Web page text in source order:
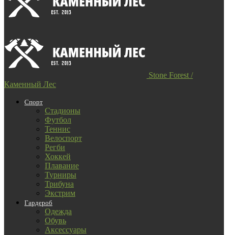
Stone Forest /
Каменный Лес
Спорт
Стадионы
Футбол
Теннис
Велоспорт
Регби
Хоккей
Плавание
Турниры
Трибуна
Экстрим
Гардероб
Одежда
Обувь
Аксессуары